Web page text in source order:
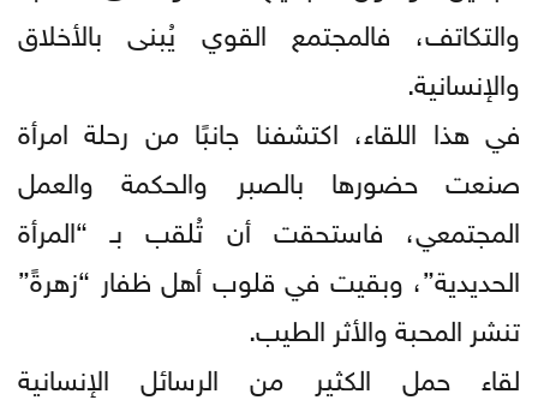
والتكاتف، فالمجتمع القوي يُبنى بالأخلاق
والإنسانية.
في هذا اللقاء، اكتشفنا جانبًا من رحلة امرأة
صنعت حضورها بالصبر والحكمة والعمل
المجتمعي، فاستحقت أن تُلقب بـ “المرأة
الحديدية”، وبقيت في قلوب أهل ظفار “زهرةً”
تنشر المحبة والأثر الطيب.
لقاء حمل الكثير من الرسائل الإنسانية